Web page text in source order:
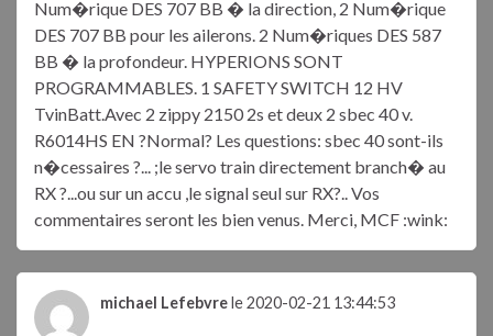
Num�rique DES 707 BB � la direction, 2 Num�rique
DES 707 BB pour les ailerons. 2 Num�riques DES 587
BB � la profondeur. HYPERIONS SONT
PROGRAMMABLES. 1 SAFETY SWITCH 12 HV
TvinBatt.Avec 2 zippy 2150 2s et deux 2 sbec 40 v.
R6014HS EN ?Normal? Les questions: sbec 40 sont-ils
n�cessaires ?... ;le servo train directement branch� au
RX ?...ou sur un accu ,le signal seul sur RX?.. Vos
commentaires seront les bien venus. Merci, MCF :wink:
michael Lefebvrele 2020-02-21 13:44:53